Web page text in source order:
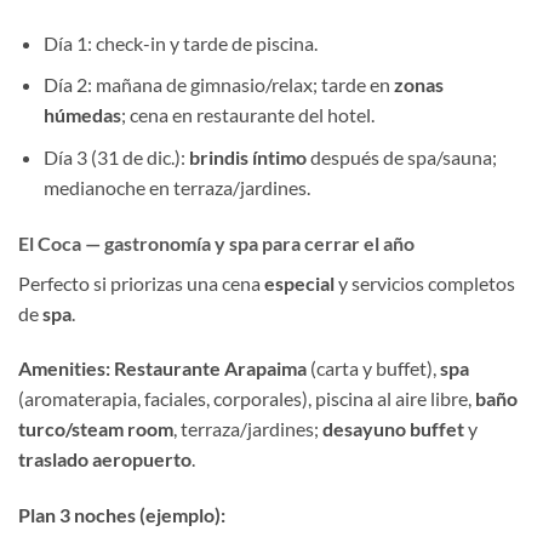
Día 1: check-in y tarde de piscina.
Día 2: mañana de gimnasio/relax; tarde en zonas
húmedas; cena en restaurante del hotel.
Día 3 (31 de dic.): brindis íntimodespués de spa/sauna;
medianoche en terraza/jardines.
El Coca — gastronomía y spa para cerrar el año
Perfecto si priorizas una cena especialy servicios completos
despa
Amenities: Restaurante Arapaima (carta y buffet),spa
(aromaterapia, faciales, corporales), piscina al aire libre, baño
turco/steam room, terraza/jardines; desayuno buffety
traslado aeropuerto.
Plan 3 noches (ejemplo):